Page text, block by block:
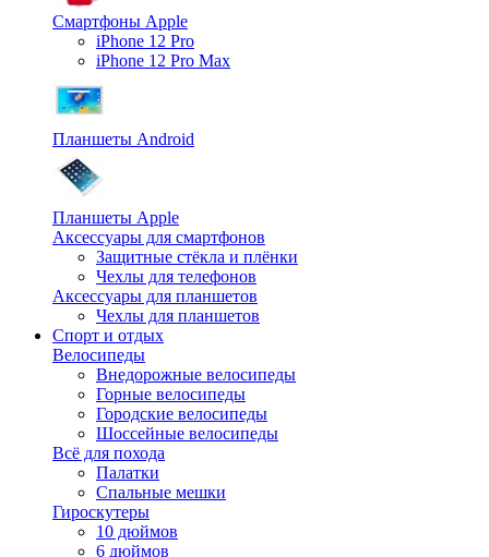
Смартфоны Apple
iPhone 12 Pro
iPhone 12 Pro Max
Планшеты Android
Планшеты Apple
Аксессуары для смартфонов
Защитные стёкла и плёнки
Чехлы для телефонов
Аксессуары для планшетов
Чехлы для планшетов
Спорт и отдых
Велосипеды
Внедорожные велосипеды
Горные велосипеды
Городские велосипеды
Шоссейные велосипеды
Всё для похода
Палатки
Спальные мешки
Гироскутеры
10 дюймов
6 дюймов